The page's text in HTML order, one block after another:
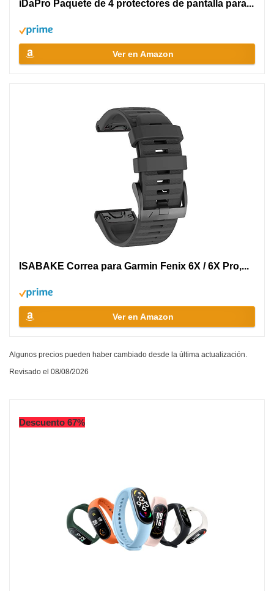
iDaPro Paquete de 4 protectores de pantalla para...
Ver en Amazon
ISABAKE Correa para Garmin Fenix 6X / 6X Pro,...
Ver en Amazon
Algunos precios pueden haber cambiado desde la última actualización.
Revisado el 08/08/2026
Descuento 67%